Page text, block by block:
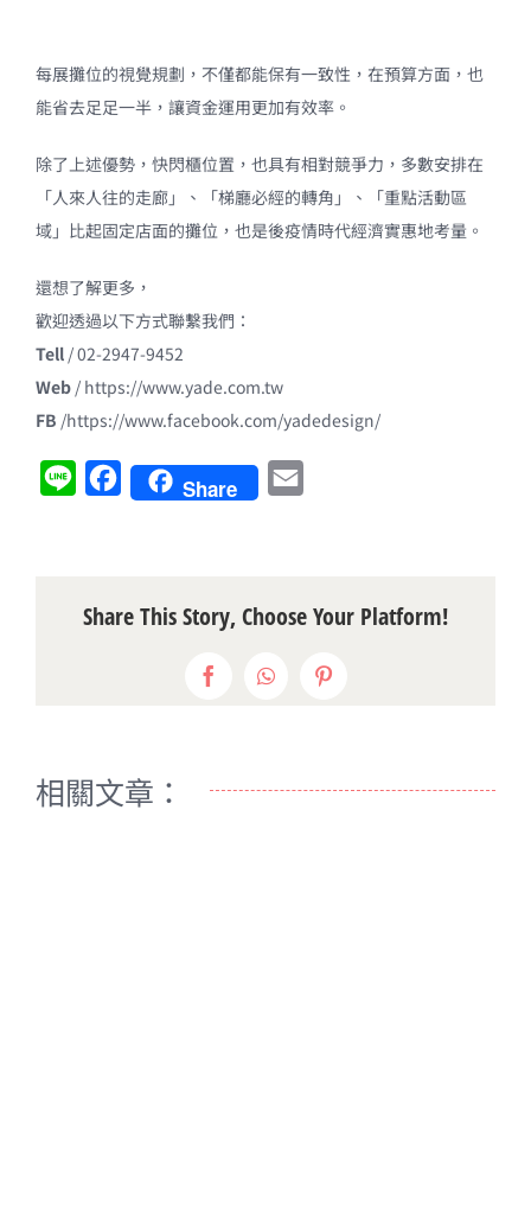
每展攤位的視覺規劃，不僅都能保有一致性，在預算方面，也
能省去足足一半，讓資金運用更加有效率。
除了上述優勢，快閃櫃位置，也具有相對競爭力，多數安排在
「人來人往的走廊」、「梯廳必經的轉角」、「重點活動區
域」比起固定店面的攤位，也是後疫情時代經濟實惠地考量。
還想了解更多，
歡迎透過以下方式聯繫我們：
Tell / 02-2947-9452
Web / https://www.yade.com.tw
FB /https://www.facebook.com/yadedesign/
Line FacebookShare
Share This Story, Choose Your Platform!
FacebookWhatsAppPinterest
相關文章：